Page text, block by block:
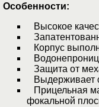
Особенности:
Высокое
Корпус
Защита от
Выдерживает
Прицельная
фокальной